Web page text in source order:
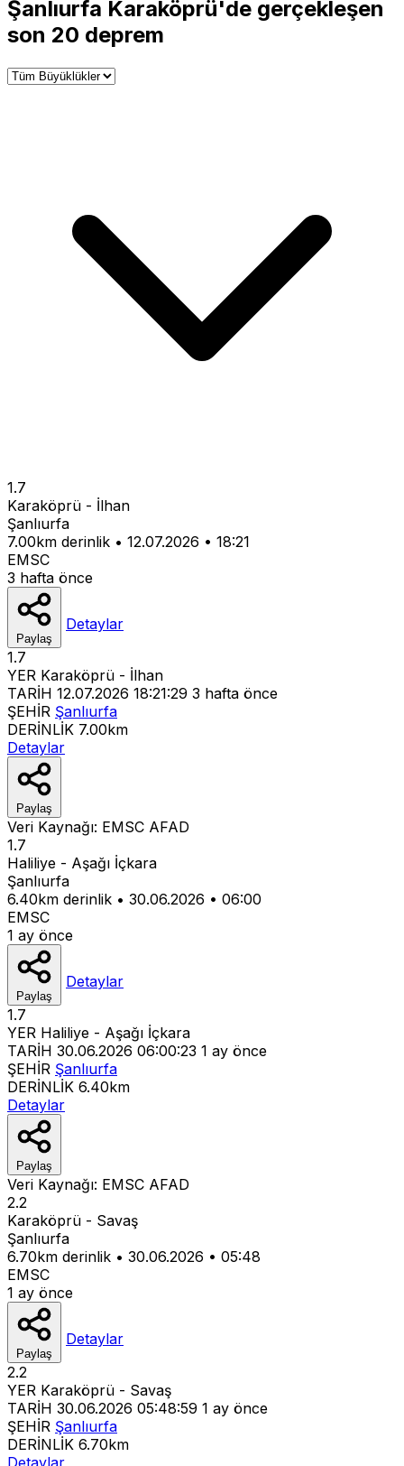
−
Şanlıurfa Karaköprü'de gerçekleşen
son 20 deprem
1.7
Karaköprü - İlhan
Şanlıurfa
7.00km derinlik • 12.07.2026 • 18:21
EMSC
3 hafta önce
Paylaş
Detaylar
1.7
YER Karaköprü - İlhan
TARİH 12.07.2026 18:21:29 3 hafta önce
ŞEHİR Şanlıurfa
DERİNLİK 7.00km
Detaylar
Paylaş
Veri Kaynağı: EMSC AFAD
1.7
Haliliye - Aşağı İçkara
Şanlıurfa
6.40km derinlik • 30.06.2026 • 06:00
EMSC
1 ay önce
Paylaş
Detaylar
1.7
YER Haliliye - Aşağı İçkara
TARİH 30.06.2026 06:00:23 1 ay önce
ŞEHİR Şanlıurfa
DERİNLİK 6.40km
Detaylar
Paylaş
Veri Kaynağı: EMSC AFAD
2.2
Karaköprü - Savaş
Şanlıurfa
6.70km derinlik • 30.06.2026 • 05:48
EMSC
1 ay önce
Paylaş
Detaylar
2.2
YER Karaköprü - Savaş
TARİH 30.06.2026 05:48:59 1 ay önce
ŞEHİR Şanlıurfa
DERİNLİK 6.70km
Detaylar